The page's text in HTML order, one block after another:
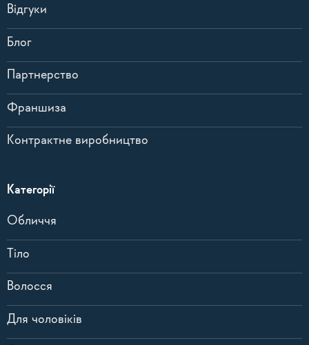
Відгуки
Блог
Партнерство
Франшиза
Контрактне виробництво
Категорії
Обличчя
Тіло
Волосся
Для чоловіків